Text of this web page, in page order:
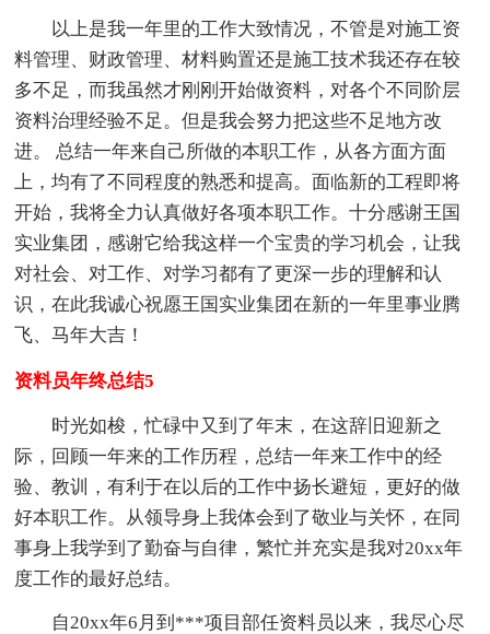
以上是我一年里的工作大致情况，不管是对施工资
料管理、财政管理、材料购置还是施工技术我还存在较
多不足，而我虽然才刚刚开始做资料，对各个不同阶层
资料治理经验不足。但是我会努力把这些不足地方改
进。 总结一年来自己所做的本职工作，从各方面方面
上，均有了不同程度的熟悉和提高。面临新的工程即将
开始，我将全力认真做好各项本职工作。十分感谢王国
实业集团，感谢它给我这样一个宝贵的学习机会，让我
对社会、对工作、对学习都有了更深一步的理解和认
识，在此我诚心祝愿王国实业集团在新的一年里事业腾
飞、马年大吉！
资料员年终总结5
时光如梭，忙碌中又到了年末，在这辞旧迎新之
际，回顾一年来的工作历程，总结一年来工作中的经
验、教训，有利于在以后的工作中扬长避短，更好的做
好本职工作。从领导身上我体会到了敬业与关怀，在同
事身上我学到了勤奋与自律，繁忙并充实是我对20xx年
度工作的最好总结。
自20xx年6月到***项目部任资料员以来，我尽心尽